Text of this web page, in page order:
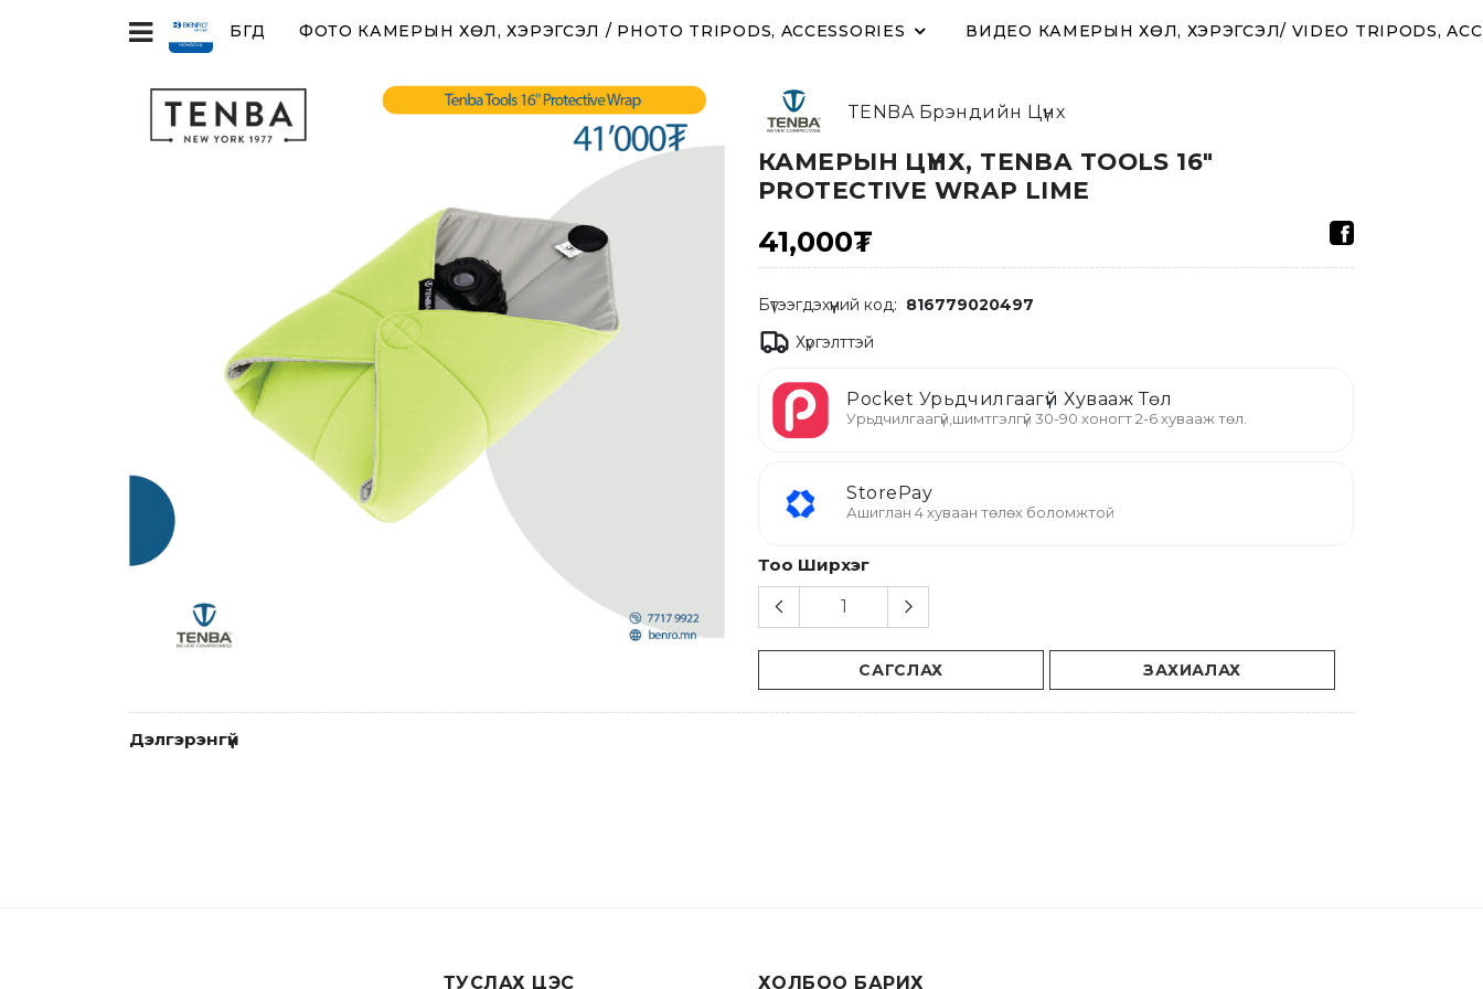
БҮГД ФОТО КАМЕРЫН ХӨЛ, ХЭРЭГСЭЛ / PHOTO TRIPODS, ACCESSORIES ВИДЕО КАМЕРЫН ХӨЛ, ХЭРЭГСЭЛ/ VIDEO TRIPODS,
TENBA Брэндийн Цүнх
КАМЕРЫН ЦҮНХ, TENBA TOOLS 16"
PROTECTIVE WRAP LIME
41,000₮
Бүтээгдэхүүний код: 816779020497
Хүргэлттэй
Pocket Урьдчилгаагүй Хувааж Төл
Урьдчилгаагүй,шимтгэлгүй 30-90 хоногт 2-6 хувааж төл.
StorePay
Ашиглан 4 хуваан төлөх боломжтой
Тоо Ширхэг
САГСЛАХ ЗАХИАЛАХ
Дэлгэрэнгүй
ТУСЛАХ ЦЭС ХОЛБОО БАРИХ